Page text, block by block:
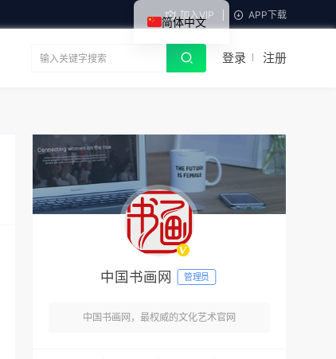
加入VIP APP下载
登录 注册
中国书画网 管理员
中国书画网，最权威的文化艺术官网
简体中文